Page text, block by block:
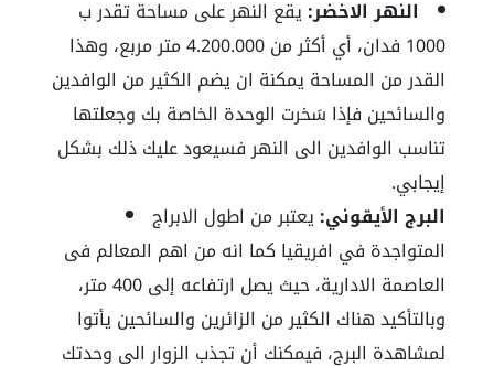
النهر الاخضر:يقع النهر على مساحة تقدر ب
1000 فدان، أي أكثر من 4.200.000 متر مربع، وهذا
القدر من المساحة يمكنة ان يضم الكثير من الوافدين
والسائحين فإذا سَخرت الوحدة الخاصة بك وجعلتها
تناسب الوافدين الى النهر فسيعود عليك ذلك بشكل
إيجابي.
البرج الأيقوني:يعتبر من اطول الابراج
المتواجدة في افريقيا كما انه من اهم المعالم فى
العاصمة الادارية، حيث يصل ارتفاعه إلى 400 متر،
وبالتأكيد هناك الكثير من الزائرين والسائحين يأتوا
لمشاهدة البرج، فيمكنك أن تجذب الزوار الى وحدتك